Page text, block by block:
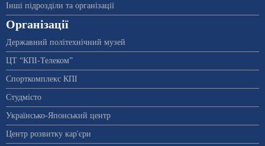
Інші підрозділи та організації
Організації
Державний політехнічний музей
ЦТ “КПІ-Телеком”
Спорткомплекс КПІ
Студмісто
Українсько-Японський центр
Центр розвитку кар'єри